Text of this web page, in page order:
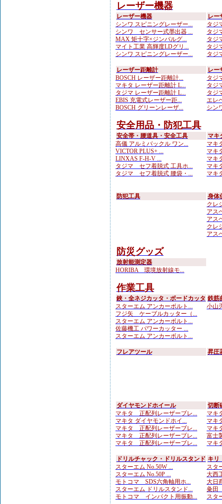
レーザー機器
レーザー機器
シンワ スピニングレーザー...
シンワ センサー式墨出器 ...
MAX 矩十字×ジンバルグ...
マイト工業 高輝度LDグリ...
シンワ スピニングレーザー...
レー
タジ
タジ
タジ
タジ
タジ
レーザー距離計
BOSCH レーザー距離計...
マキタ レーザー距離計 L...
タジマ レーザー距離計 L...
EBIS 充電式レーザー距...
BOSCH グリーンレーザ...
レー
タジ
タジ
タジ
エレ
シン
安全用品・防犯工具
安全帯・腰道具・安全工具
高儀 アルミバックル ワン...
VICTOR PLUS+ ...
LINXAS F-H-V ...
タジマ セフ着脱式 工具ホ...
タジマ セフ着脱式 腰袋・...
マキ
マキ
マキ
マキ
マキ
マキ
防犯工具
身体
クレ
アス
アス
クレ
アス
防災グッズ
放射能測定器
HORIBA 環境放射線モ...
作業工具
鋏・全ネジカッタ・ボードカッタ
スターエム アンカーボルト...
フジ矢 ケーブルカッター（...
スターエム アンカーボルト...
佐藤機工 パワーカッター ...
スターエム アンカーボルト...
鉄筋
小山
フレアツール 昇圧
ダイヤモンドホイール
マキタ 正配列レーザーブレ...
マキタ ダイヤモンドホイ...
マキタ 正配列レーザーブレ...
マキタ 正配列レーザーブレ...
マキタ 正配列レーザーブレ...
切断
マキ
マキ
マキ
富士
マキ
ドリルチャック・ドリルスタンド
スターエム No.50W ...
スターエム No.50P ...
モトコマ SDS六角軸用ホ...
スターエム ドリルスタンド...
モトコマ インパクト用振動...
キリ
スタ
大西
大日
粂田
スタ